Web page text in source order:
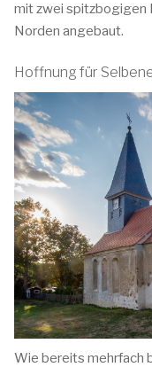
mit zwei spitzbogigen
Norden angebaut.
Hoffnung für
Wie bereits mehrfach